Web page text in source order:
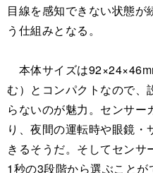
目線を感知できない状態が
う仕組みとなる。
本体サイズは
む）とコンパクトなので、
らないのが魅力。センサー
り、夜間の運転時や眼鏡
きるそうだ。そしてセンサ
1秒の3段階から選ぶことが